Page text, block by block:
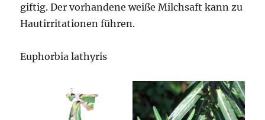
giftig. Der vorhandene weiße Milchsaft kann zu
Hautirritationen führen.
Euphorbia lathyris